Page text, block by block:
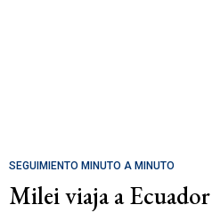
SEGUIMIENTO MINUTO A MINUTO
Milei viaja a